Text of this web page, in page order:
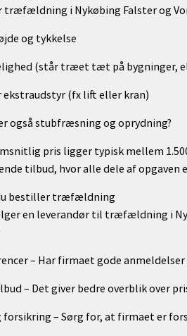
træfældning i Nykøbing Falster og
og tykkelse
(står træet tæt på bygninger,
ekstraudstyr (fx lift eller kran)
også stubfræsning og oprydning?
pris ligger typisk mellem
tilbud, hvor alle dele af opgaven
bestiller træfældning
en leverandør til træfældning i
– Har firmaet gode
– Det giver bedre overblik over
forsikring – Sørg for, at firmaet er